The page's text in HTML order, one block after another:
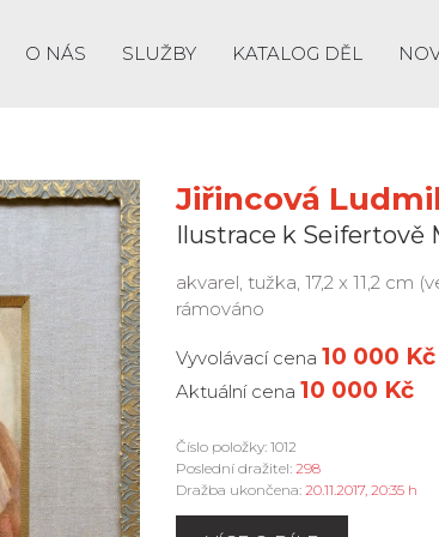
O NÁS SLUŽBY KATALOG DĚL
Jiřincová
Ilustrace k Seifertově
akvarel, tužka, 17,2 x 11,2 cm
rámováno
Vyvolávací cena 10 000 Kč
Aktuální cena 10 000 Kč
Číslo položky: 1012
Poslední dražitel: 298
Dražba ukončena: 20.11.2017, 20:35 h